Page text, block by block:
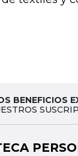
BENEFICIOS